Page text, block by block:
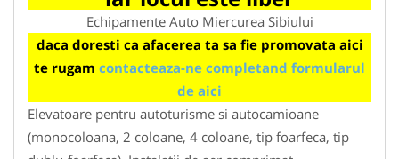
Echipamente Auto Miercurea Sibiului
daca doresti ca afacerea ta sa fie promovata aici
te rugam contacteaza-ne completand formularul
de aici
Elevatoare pentru autoturisme si autocamioane
(monocoloana, 2 coloane, 4 coloane, tip foarfeca, tip